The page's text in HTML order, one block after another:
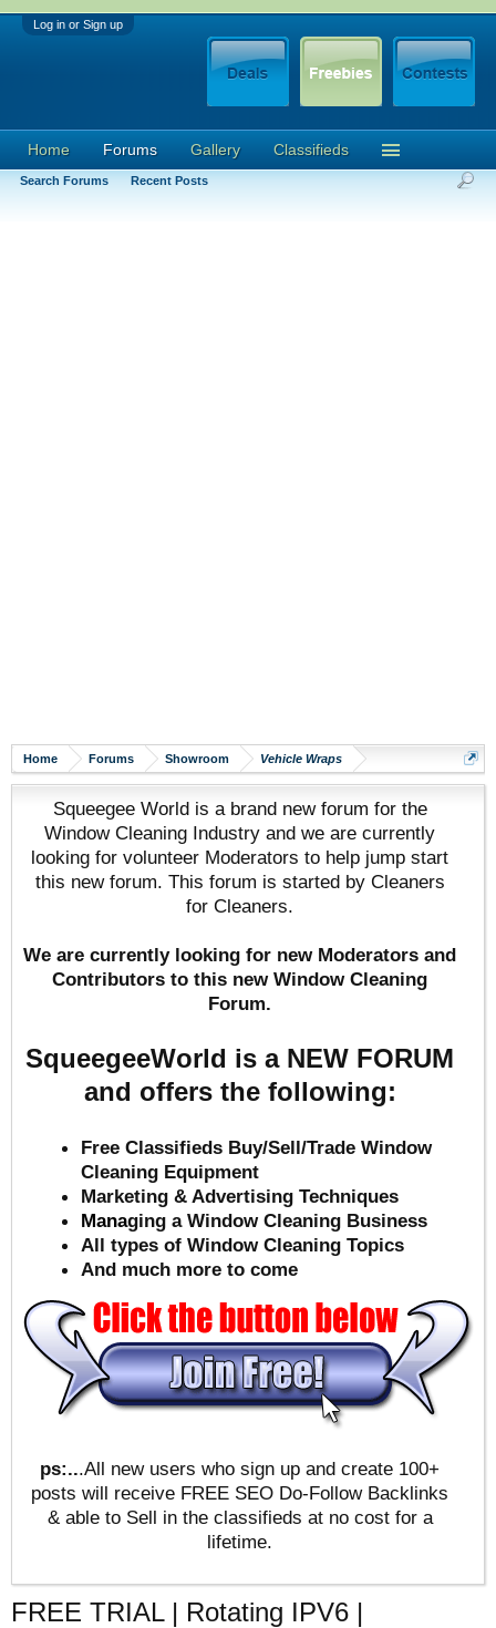
Log in or Sign up
Home Forums Showroom Vehicle Wraps
Squeegee World is a brand new forum for the
Window Cleaning Industry and we are currently
looking for volunteer Moderators to help jump start
this new forum. This forum is started by Cleaners
for Cleaners.
We are currently looking for new Moderators and
Contributors to this new Window Cleaning
Forum.
SqueegeeWorld is a NEW FORUM
and offers the following:
Free Classifieds Buy/Sell/Trade Window
Cleaning Equipment
Marketing & Advertising Techniques
Managing a Window Cleaning Business
All types of Window Cleaning Topics
And much more to come
ps:...All new users who sign up and create 100+
posts will receive FREE SEO Do-Follow Backlinks
& able to Sell in the classifieds at no cost for a
lifetime.
FREE TRIAL | Rotating IPV6 |
Home Forums
Search Forums Recent Posts
Gallery Classifieds